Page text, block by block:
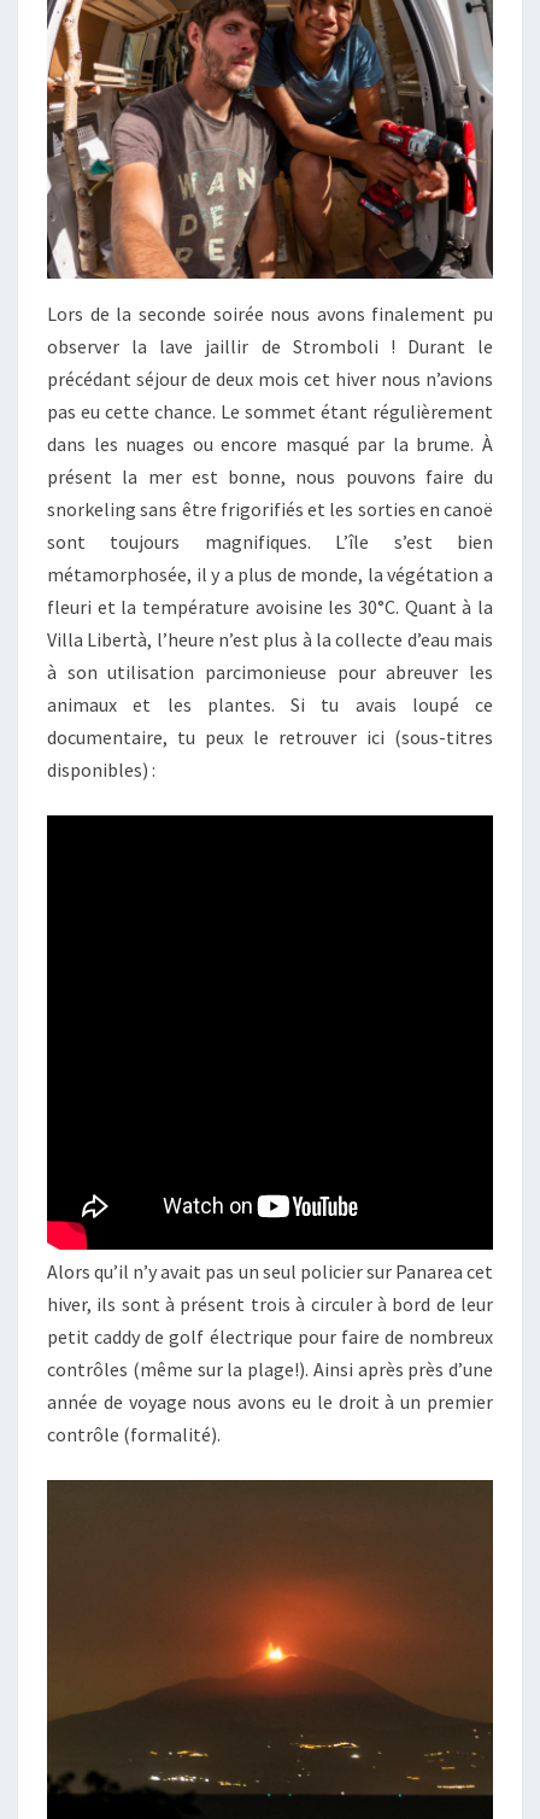
Lors de la seconde soirée nous avons finalement pu
observer la lave jaillir de Stromboli ! Durant le
précédant séjour de deux mois cet hiver nous n’avions
pas eu cette chance. Le sommet étant régulièrement
dans les nuages ou encore masqué par la brume. À
présent la mer est bonne, nous pouvons faire du
snorkeling sans être frigorifiés et les sorties en canoë
sont toujours magnifiques. L’île s’est bien
métamorphosée, il y a plus de monde, la végétation a
fleuri et la température avoisine les 30°C. Quant à la
Villa Libertà, l’heure n’est plus à la collecte d’eau mais
à son utilisation parcimonieuse pour abreuver les
animaux et les plantes. Si tu avais loupé ce
documentaire, tu peux le retrouver ici (sous-titres
disponibles) :
Alors qu’il n’y avait pas un seul policier sur Panarea cet
hiver, ils sont à présent trois à circuler à bord de leur
petit caddy de golf électrique pour faire de nombreux
contrôles (même sur la plage!). Ainsi après près d’une
année de voyage nous avons eu le droit à un premier
contrôle (formalité).